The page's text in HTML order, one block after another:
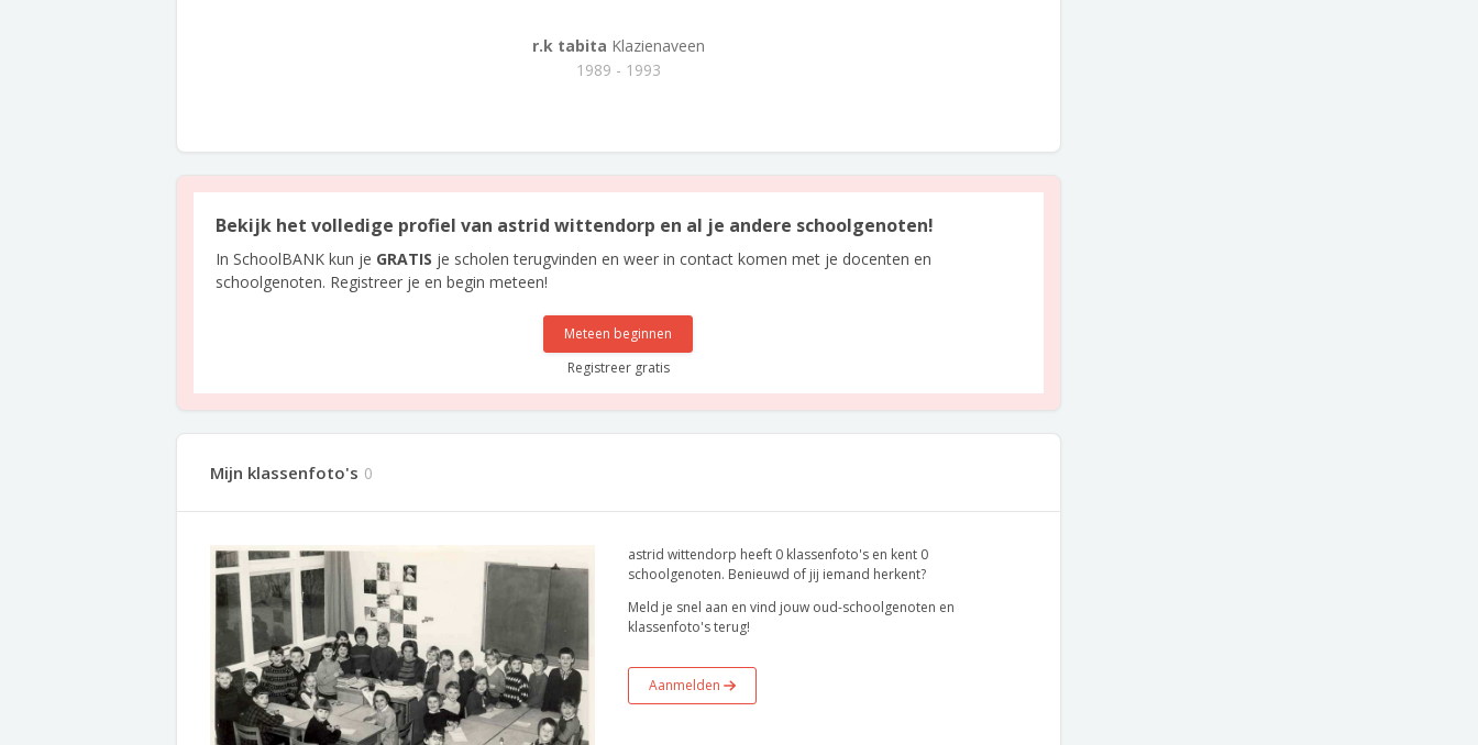
r.k tabita Klazienaveen
1989 - 1993
Bekijk het volledige profiel van astrid wittendorp en al je andere schoolgenoten!
In SchoolBANK kun je GRATIS je scholen terugvinden en weer in contact komen met je docenten en
schoolgenoten. Registreer je en begin meteen!
Meteen beginnen
Registreer gratis
Mijn klassenfoto's 0
astrid wittendorp heeft 0 klassenfoto's en kent 0
schoolgenoten. Benieuwd of jij iemand herkent?
Meld je snel aan en vind jouw oud-schoolgenoten en
klassenfoto's terug!
Aanmelden